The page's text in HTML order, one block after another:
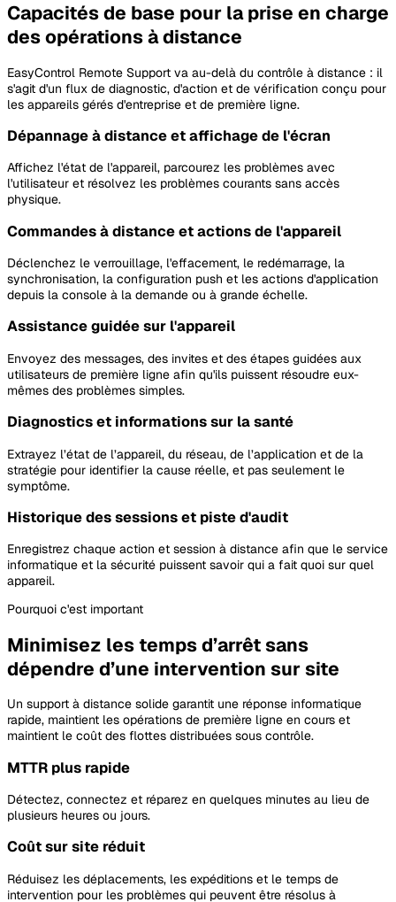
Capacités de base pour la prise en charge
des opérations à distance
EasyControl Remote Support va au-delà du contrôle à distance : il
s'agit d'un flux de diagnostic, d'action et de vérification conçu pour
les appareils gérés d'entreprise et de première ligne.
Dépannage à distance et affichage de l'écran
Affichez l'état de l'appareil, parcourez les problèmes avec
l'utilisateur et résolvez les problèmes courants sans accès
physique.
Commandes à distance et actions de l'appareil
Déclenchez le verrouillage, l'effacement, le redémarrage, la
synchronisation, la configuration push et les actions d'application
depuis la console à la demande ou à grande échelle.
Assistance guidée sur l'appareil
Envoyez des messages, des invites et des étapes guidées aux
utilisateurs de première ligne afin qu'ils puissent résoudre eux-
mêmes des problèmes simples.
Diagnostics et informations sur la santé
Extrayez l’état de l’appareil, du réseau, de l’application et de la
stratégie pour identifier la cause réelle, et pas seulement le
symptôme.
Historique des sessions et piste d'audit
Enregistrez chaque action et session à distance afin que le service
informatique et la sécurité puissent savoir qui a fait quoi sur quel
appareil.
Pourquoi c'est important
Minimisez les temps d’arrêt sans
dépendre d’une intervention sur site
Un support à distance solide garantit une réponse informatique
rapide, maintient les opérations de première ligne en cours et
maintient le coût des flottes distribuées sous contrôle.
MTTR plus rapide
Détectez, connectez et réparez en quelques minutes au lieu de
plusieurs heures ou jours.
Coût sur site réduit
Réduisez les déplacements, les expéditions et le temps de
intervention pour les problèmes qui peuvent être résolus à